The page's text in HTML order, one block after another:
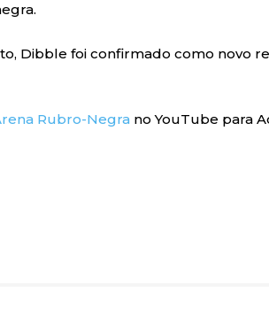
Dibble foi confirmado como novo
Rubro-Negra no YouTube para